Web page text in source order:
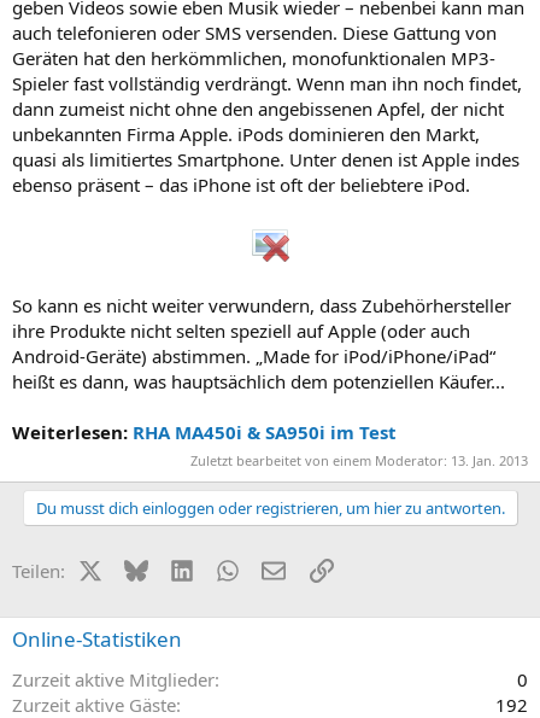
geben Videos sowie eben Musik wieder – nebenbei kann man
auch telefonieren oder SMS versenden. Diese Gattung von
Geräten hat den herkömmlichen, monofunktionalen MP3-
Spieler fast vollständig verdrängt. Wenn man ihn noch findet,
dann zumeist nicht ohne den angebissenen Apfel, der nicht
unbekannten Firma Apple. iPods dominieren den Markt,
quasi als limitiertes Smartphone. Unter denen ist Apple indes
ebenso präsent – das iPhone ist oft der beliebtere iPod.
So kann es nicht weiter verwundern, dass Zubehörhersteller
ihre Produkte nicht selten speziell auf Apple (oder auch
Android-Geräte) abstimmen. „Made for iPod/iPhone/iPad“
heißt es dann, was hauptsächlich dem potenziellen Käufer...
Weiterlesen: RHA MA450i & SA950i im Test
Zuletzt bearbeitet von einem Moderator: 13. Jan. 2013
Du musst dich einloggen oder registrieren, um hier zu antworten.
Teilen: X (Twitter)
BlueskyLinkedInWhatsApp
E-MailLink
Online-Statistiken
Zurzeit aktive Mitglieder
0
Zurzeit aktive Gäste
192